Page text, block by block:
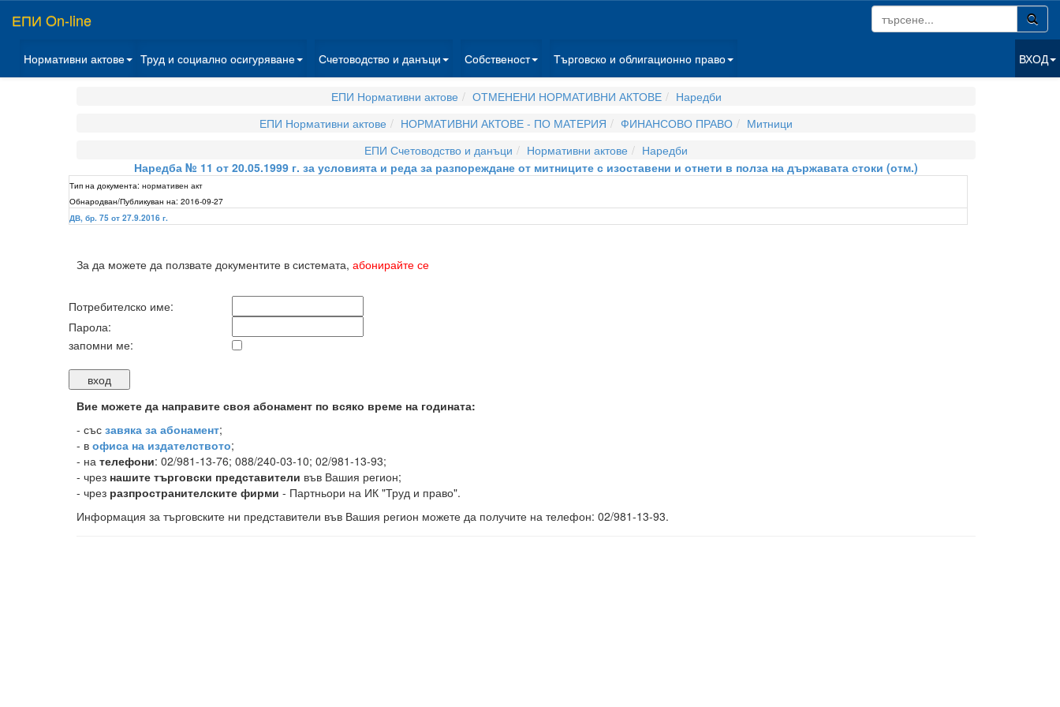
ЕПИ On-line
Нормативни актове Труд и социално осигуряване Счетоводство и данъци Собственост Търговско и облигационно право ВХОД
ЕПИ Нормативни актове ОТМЕНЕНИ НОРМАТИВНИ АКТОВЕ
Наредби
ЕПИ Нормативни актове
НОРМАТИВНИ АКТОВЕ - ПО МАТЕРИЯ ФИНАНСОВО ПРАВО
Митници
ЕПИ Счетоводство и данъци
Нормативни актове
Наредби
Наредба № 11 от 20.05.1999 г. за условията и реда за разпореждане от митниците с изоставени и отнети в полза на държавата стоки (отм.)
Тип на документа: нормативен акт
Обнародван/Публикуван на: 2016-09-27
ДВ, бр. 75 от 27.9.2016 г.
За да можете да ползвате документите в системата, абонирайте се
Потребителско име:
Парола:
запомни ме:
Вие можете да направите своя абонамент по всяко време на годината:
- със завяка за абонамент;
- в офиса на издателството;
- на телефони: 02/981-13-76; 088/240-03-10; 02/981-13-93;
- чрез нашите търговски представители във Вашия регион;
- чрез разпространителските фирми - Партньори на ИК "Труд и право".
Информация за търговските ни представители във Вашия регион можете да получите на телефон: 02/981-13-93.